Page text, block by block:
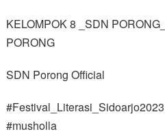
KELOMPOK 8 _SDN
PORONG
SDN Porong Official
#musholla